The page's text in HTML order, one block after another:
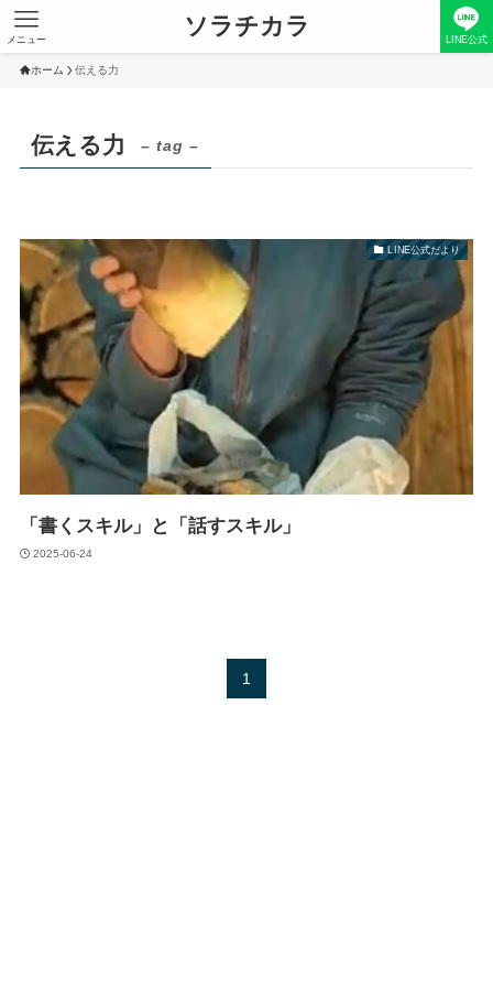
ソラチカラ LINE公式
メニュー
ホーム 伝える力
伝える力 – tag –
LINE公式だより
「書くスキル」と「話すスキル」
2025-06-24
1